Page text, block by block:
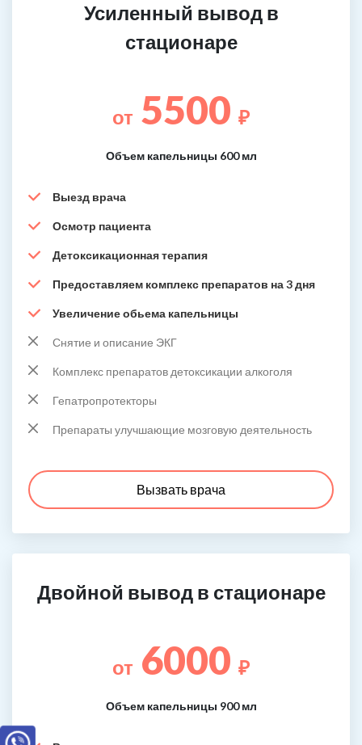
Усиленный вывод в
стационаре
от 5500 ₽
Объем капельницы 600 мл
Выезд врача
Осмотр пациента
Детоксикационная терапия
Предоставляем комплекс препаратов на 3 дня
Увеличение обьема капельницы
Снятие и описание ЭКГ
Комплекс препаратов детоксикации алкоголя
Гепатропротекторы
Препараты улучшающие мозговую деятельность
Вызвать врача
Двойной вывод в стационаре
от 6000 ₽
Объем капельницы 900 мл